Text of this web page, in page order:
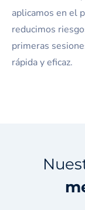
aplicamos en el
reducimos
primeras
rápida y eficaz.